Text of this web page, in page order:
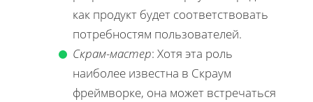
как продукт будет соответствовать
потребностям пользователей.
Скрам-мастер: Хотя эта роль
наиболее известна в Скраум
фреймворке, она может встречаться